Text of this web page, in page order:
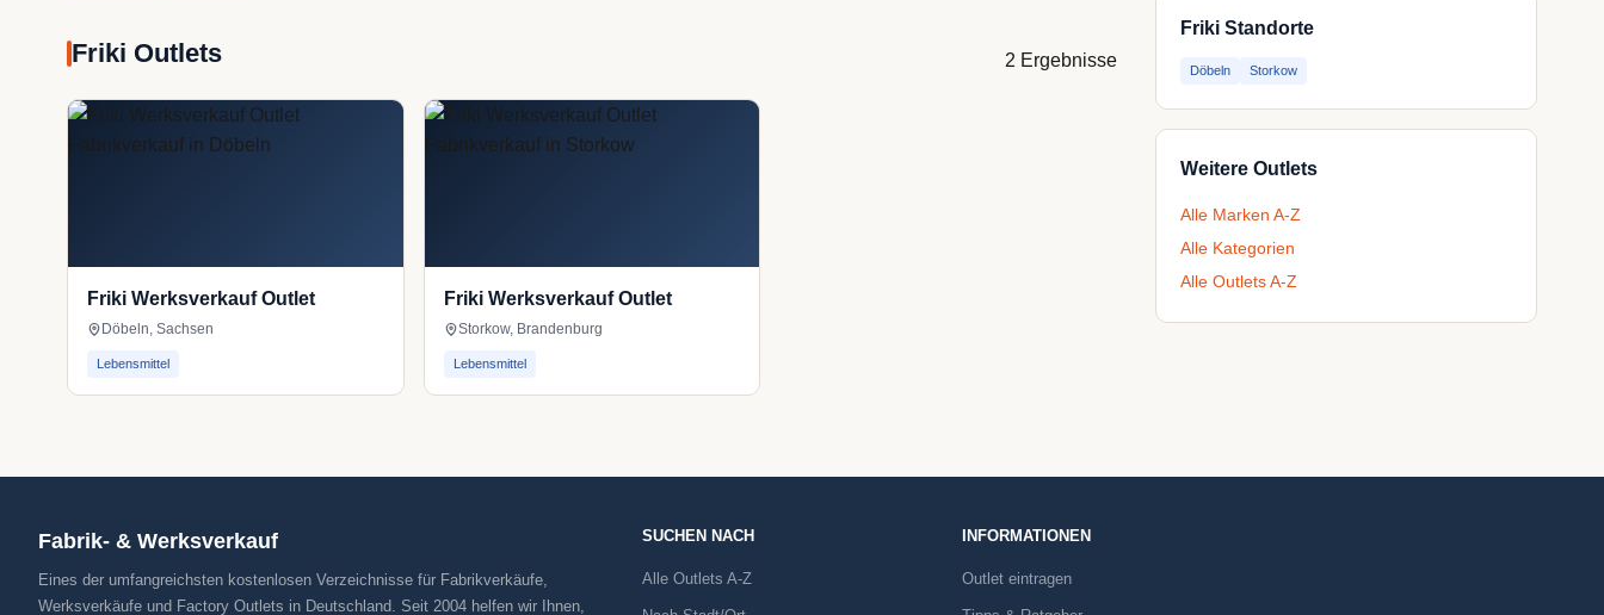
Friki Outlets 2 Ergebnisse
Friki Werksverkauf Outlet
Döbeln, Sachsen
Lebensmittel
Friki Werksverkauf Outlet
Storkow, Brandenburg
Lebensmittel
Friki Standorte
Döbeln Storkow
Weitere Outlets
Alle Marken A-Z
Alle Kategorien
Alle Outlets A-Z
Fabrik- & Werksverkauf
Eines der umfangreichsten kostenlosen Verzeichnisse für Fabrikverkäufe,
Werksverkäufe und Factory Outlets in Deutschland. Seit 2004 helfen wir Ihnen,
SUCHEN NACH
Alle Outlets A-Z
INFORMATIONEN
Outlet eintragen